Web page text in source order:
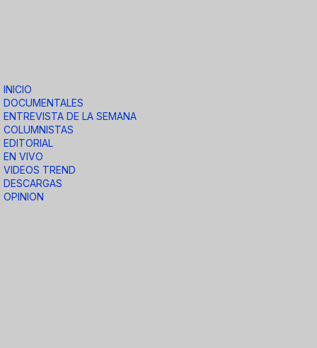
INICIO
DOCUMENTALES
ENTREVISTA DE LA SEMANA
COLUMNISTAS
EDITORIAL
EN VIVO
VIDEOS TREND
DESCARGAS
OPINION